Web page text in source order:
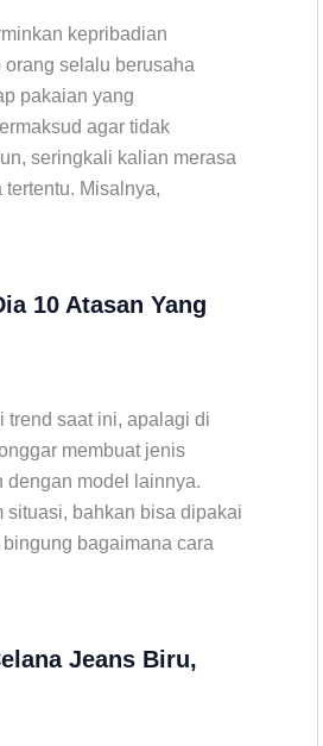
kepribadian
selalu berusaha
pakaian yang
agar tidak
seringkali kalian merasa
Misalnya,
10 Atasan Yang
trend saat ini, apalagi di
membuat jenis
dengan model lainnya.
situasi, bahkan bisa dipakai
bagaimana cara
Jeans Biru,